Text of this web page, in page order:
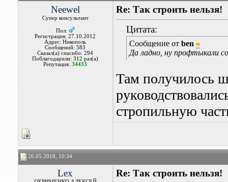
Neewel
Супер консультант
Пол:
Регистрация: 27.10.2012
Адрес: Никополь
Сообщений: 583
Сказал(а) спасибо: 294
Поблагодарили: 312 раз(а)
Репутация:34433
Re: Так строить нельзя!
Цитата:
Сообщение от ben
Да ладно, ну профтыкали
Там получилось
стропильную
26.05.2018, 10:34
Lex
Re: Так строить нельзя!